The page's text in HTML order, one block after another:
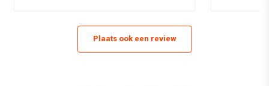
Plaats ook een review